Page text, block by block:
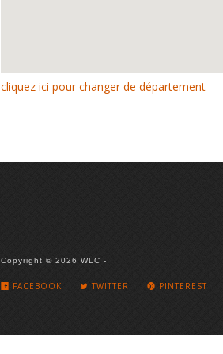
cliquez ici pour changer de département
Copyright © 2026 WLC -
FACEBOOK TWITTER PINTEREST